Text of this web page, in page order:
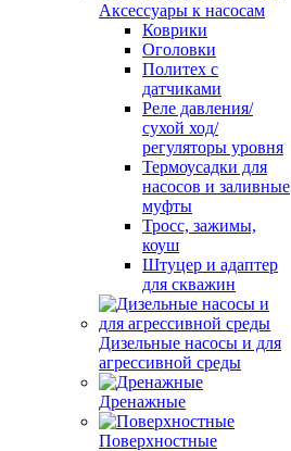
Аксессуары к насосам
Коврики
Оголовки
Политех с
датчиками
Реле давления/
сухой ход/
регуляторы уровня
Термоусадки для
насосов и заливные
муфты
Тросс, зажимы,
коуш
Штуцер и адаптер
для скважин
Дизельные насосы и для
агрессивной среды
Дренажные
Поверхностные